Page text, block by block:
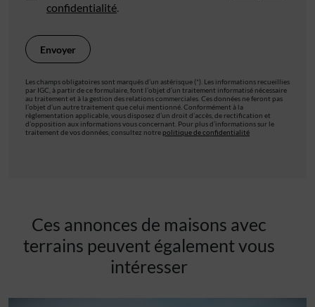
confidentialité.
Les champs obligatoires sont marqués d’un astérisque (*). Les informations recueillies
par IGC, à partir de ce formulaire, font l’objet d’un traitement informatisé nécessaire
au traitement et à la gestion des relations commerciales. Ces données ne feront pas
l’objet d’un autre traitement que celui mentionné. Conformément à la
règlementation applicable, vous disposez d’un droit d’accès, de rectification et
d’opposition aux informations vous concernant. Pour plus d’informations sur le
traitement de vos données, consultez notre politique de confidentialité
Ces annonces de maisons avec
terrains peuvent également vous
intéresser